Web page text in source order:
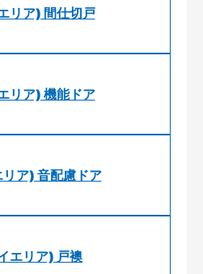
リア) 間仕切戸
リア) 機能ドア
ア) 音配慮ドア
エリア) 戸襖